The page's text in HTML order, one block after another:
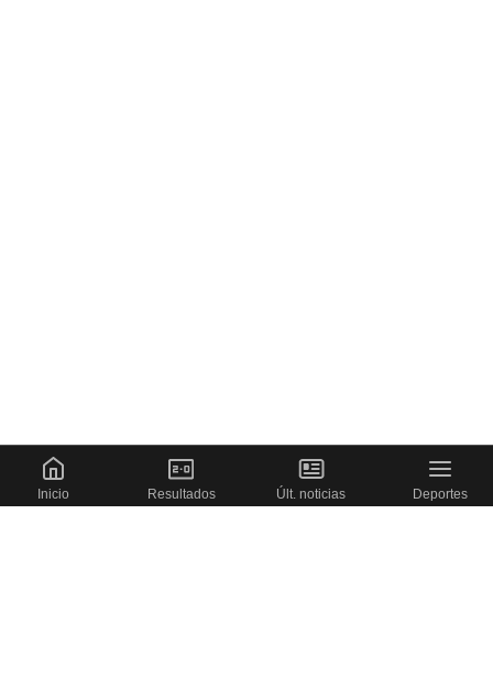
Inicio Resultados Últ. noticias Deportes